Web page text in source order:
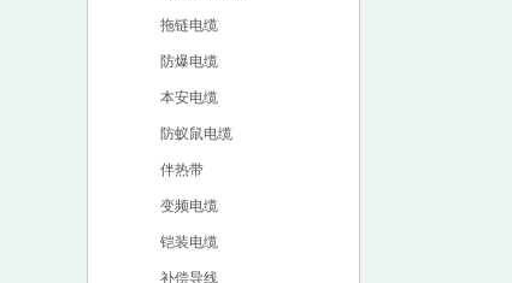
拖链电缆
防爆电缆
本安电缆
防蚁鼠电缆
伴热带
变频电缆
铠装电缆
补偿导线